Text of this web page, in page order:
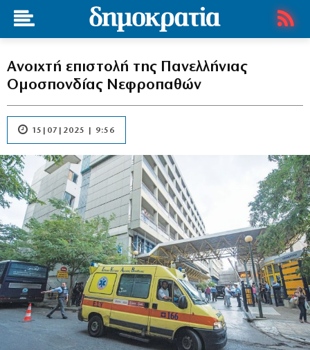
Ανοιχτή επιστολή της Πανελλήνιας
Ομοσπονδίας Νεφροπαθών
15|07|2025 | 9:56